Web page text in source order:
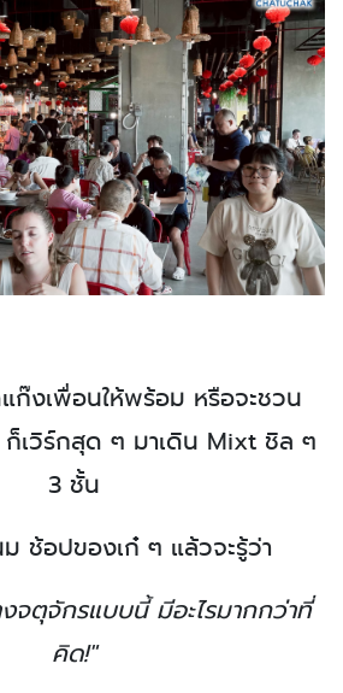
งเพื่อนให้พร้อม หรือจะชวน
ก็เวิร์กสุด ๆ มาเดิน Mixt ชิล ๆ
3 ชั้น
ช้อปของเก๋ ๆ แล้วจะรู้ว่า
จตุจักรแบบนี้ มีอะไรมากกว่าที่
คิด!"